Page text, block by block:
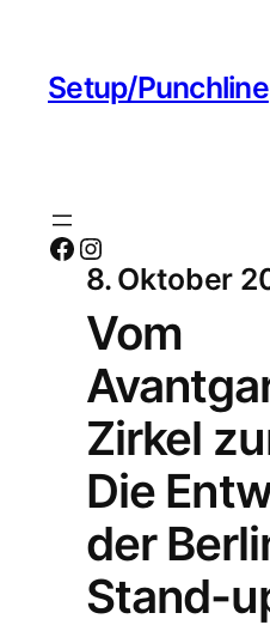
Setup/Punchline
Facebook Instagram
8. Oktober
Vom
Zirkel
Die
der
Stand-